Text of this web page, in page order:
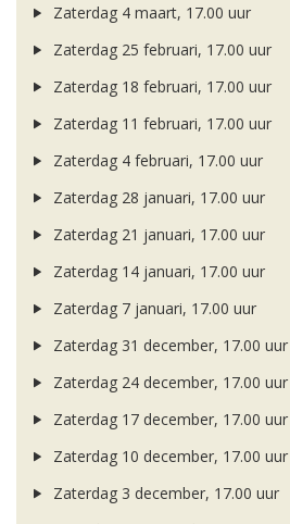
Zaterdag 4 maart, 17.00 uur
Zaterdag 25 februari, 17.00 uur
Zaterdag 18 februari, 17.00 uur
Zaterdag 11 februari, 17.00 uur
Zaterdag 4 februari, 17.00 uur
Zaterdag 28 januari, 17.00 uur
Zaterdag 21 januari, 17.00 uur
Zaterdag 14 januari, 17.00 uur
Zaterdag 7 januari, 17.00 uur
Zaterdag 31 december, 17.00 uur
Zaterdag 24 december, 17.00 uur
Zaterdag 17 december, 17.00 uur
Zaterdag 10 december, 17.00 uur
Zaterdag 3 december, 17.00 uur